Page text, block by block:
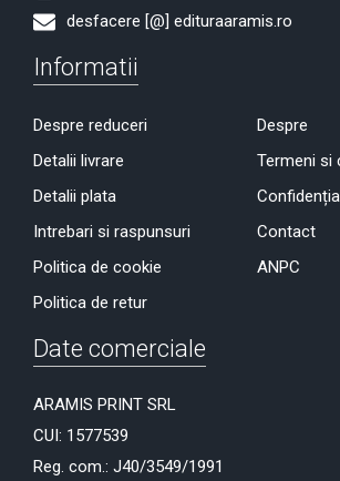
desfacere [@] edituraaramis.ro
Informatii
Despre reduceri
Detalii livrare
Detalii plata
Intrebari si raspunsuri
Politica de cookie
Politica de retur
Despre
Termeni si
Contact
ANPC
Date comerciale
ARAMIS PRINT SRL
CUI: 1577539
Reg. com.: J40/3549/1991